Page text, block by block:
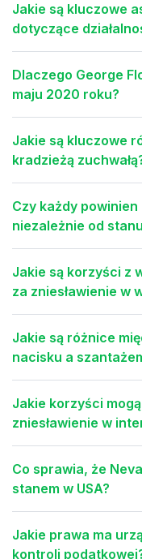
Jakie są kluczowe
dotyczące
Dlaczego George
maju 2020 roku?
Jakie są kluczowe
kradzieżą
Czy każdy
niezależnie od
Jakie są korzyści z
za zniesławienie w
Jakie są różnice
nacisku a
Jakie korzyści
zniesławienie w
Co sprawia, że
stanem w USA?
Jakie prawa ma
kontroli